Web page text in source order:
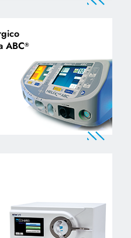
ABC®